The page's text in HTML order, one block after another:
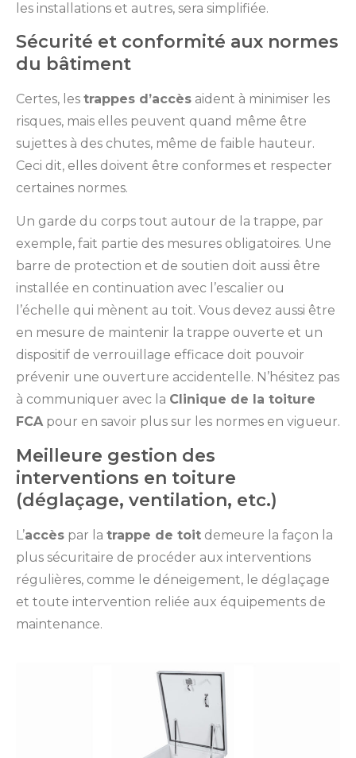
les installations et autres, sera simplifiée.
Sécurité et conformité aux normes
du bâtiment
Certes, les trappes d’accès aident à minimiser les
risques, mais elles peuvent quand même être
sujettes à des chutes, même de faible hauteur.
Ceci dit, elles doivent être conformes et respecter
certaines normes.
Un garde du corps tout autour de la trappe, par
exemple, fait partie des mesures obligatoires. Une
barre de protection et de soutien doit aussi être
installée en continuation avec l’escalier ou
l’échelle qui mènent au toit. Vous devez aussi être
en mesure de maintenir la trappe ouverte et un
dispositif de verrouillage efficace doit pouvoir
prévenir une ouverture accidentelle. N’hésitez pas
à communiquer avec la Clinique de la toiture
FCApour en savoir plus sur les normes en vigueur.
Meilleure gestion des
interventions en toiture
(déglaçage, ventilation, etc.)
L’accès par la trappe de toit demeure la façon la
plus sécuritaire de procéder aux interventions
régulières, comme le déneigement, le déglaçage
et toute intervention reliée aux équipements de
maintenance.